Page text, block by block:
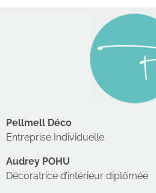
Pellmell Déco
Entreprise Individuelle
Audrey POHU
Décoratrice d’intérieur diplômée